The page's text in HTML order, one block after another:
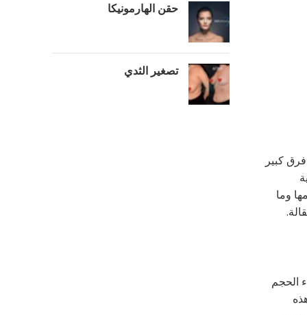
كبير
وما
الحجم
حقن الهارمونيكا
تصغير الثدي